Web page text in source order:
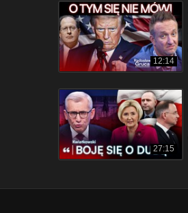
12:14
27:15